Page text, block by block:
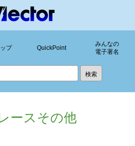
プ QuickPoint
みんなの
電子署名
ースその他